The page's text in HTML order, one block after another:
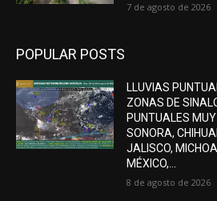
7 de agosto de 2026
POPULAR POSTS
LLUVIAS
ZONAS DE
PUNTUALES
SONORA,
JALISCO,
MÉXICO,...
8 de agosto de 2026